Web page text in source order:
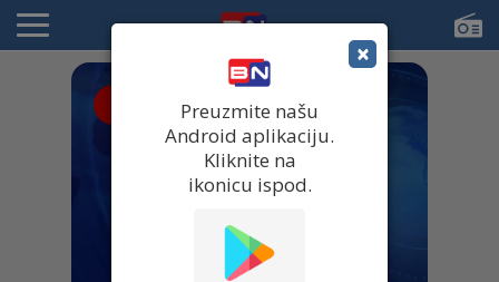
×
Preuzmite našu
Android aplikaciju.
Kliknite na
ikonicu ispod.